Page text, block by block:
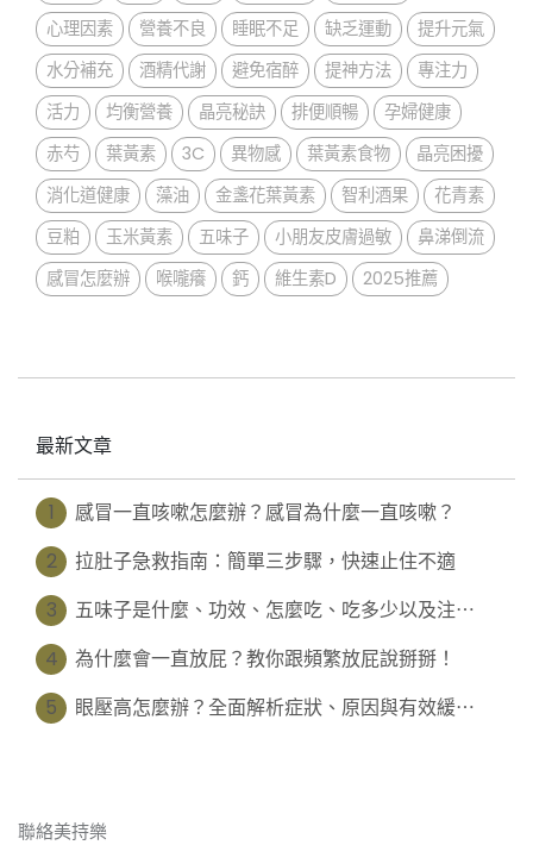
心理因素
營養不良 睡眠不足 缺乏運動
提升元氣
水分補充
酒精代謝 避免宿醉 提神方法
專注力
活力
均衡營養 晶亮秘訣 排便順暢
孕婦健康
赤芍
葉黃素 3C 異物感 葉黃素食物
晶亮困擾
消化道健康
藻油 金盞花葉黃素 智利酒果
花青素
豆粕
玉米黃素 五味子 小朋友皮膚過敏
鼻涕倒流
感冒怎麼辦
喉嚨癢 鈣 維生素D 2025推薦
最新文章
1
感冒一直咳嗽怎麼辦？感冒為什麼一直咳嗽？
2
拉肚子急救指南：簡單三步驟，快速止住不適
3
五味子是什麼、功效、怎麼吃、吃多少以及注⋯
4
為什麼會一直放屁？教你跟頻繁放屁說掰掰！
5
眼壓高怎麼辦？全面解析症狀、原因與有效緩⋯
聯絡美持樂